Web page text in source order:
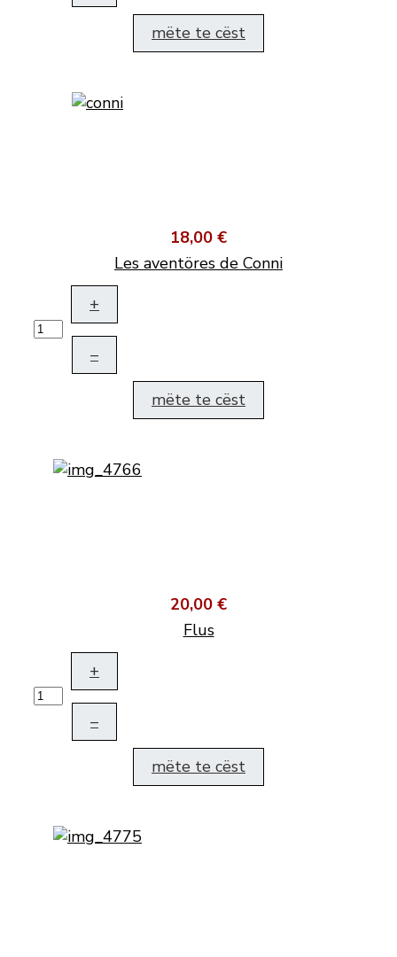
mëte te cëst
18,00 €
Les aventöres de Conni
+
–
mëte te cëst
20,00 €
Flus
+
–
mëte te cëst